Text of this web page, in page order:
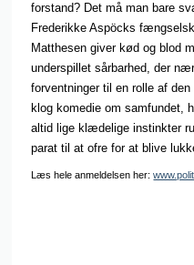
forstand? Det må man bare
Frederikke Aspöcks
Matthesen giver kød og blod
underspillet sårbarhed, der
forventninger til en rolle af
klog komedie om samfundet,
altid lige klædelige instinkter
parat til at ofre for at blive
Læs hele anmeldelsen her: